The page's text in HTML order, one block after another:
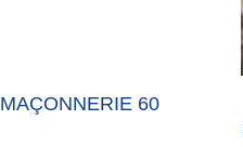
MAÇONNERIE 60